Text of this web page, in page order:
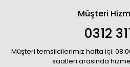
Müşteri
0312
Müşteri temsilcilerimiz hafta içi:
saatleri arasında